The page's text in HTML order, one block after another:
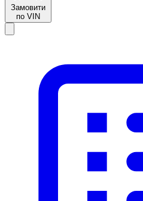
Замовити
по VIN